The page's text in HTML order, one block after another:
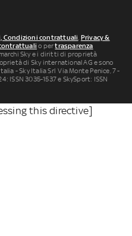
Condizioni contrattuali, Privacy &
o pertrasparenza
Sky e i diritti di proprietà
di Sky international AG e sono
- Sky Italia Srl Via Monte Penice, 7 -
ISSN 3035-1537 e SkySport: ISSN
this directive]